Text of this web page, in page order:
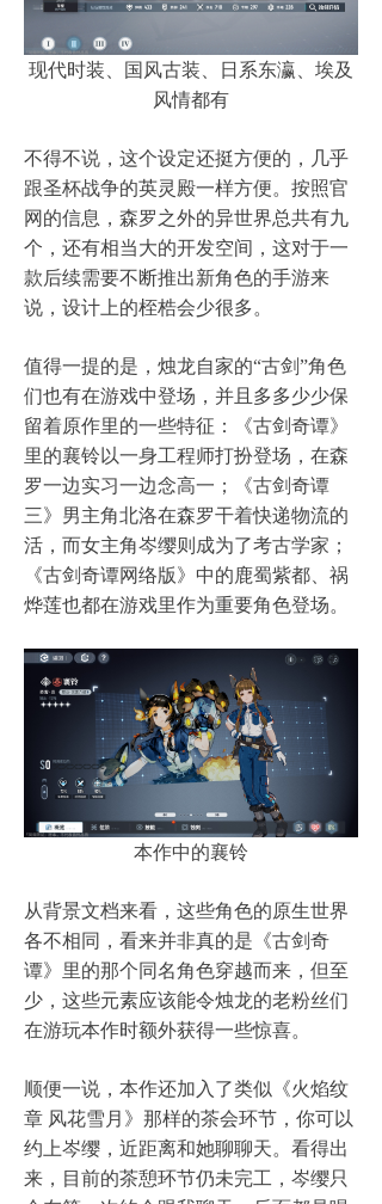
现代时装、国风古装、日系东瀛、埃及
风情都有
不得不说，这个设定还挺方便的，几乎
跟圣杯战争的英灵殿一样方便。按照官
网的信息，森罗之外的异世界总共有九
个，还有相当大的开发空间，这对于一
款后续需要不断推出新角色的手游来
说，设计上的桎梏会少很多。
值得一提的是，烛龙自家的“古剑”角色
们也有在游戏中登场，并且多多少少保
留着原作里的一些特征：《古剑奇谭》
里的襄铃以一身工程师打扮登场，在森
罗一边实习一边念高一；《古剑奇谭
三》男主角北洛在森罗干着快递物流的
活，而女主角岑缨则成为了考古学家；
《古剑奇谭网络版》中的鹿蜀紫都、祸
烨莲也都在游戏里作为重要角色登场。
本作中的襄铃
从背景文档来看，这些角色的原生世界
各不相同，看来并非真的是《古剑奇
谭》里的那个同名角色穿越而来，但至
少，这些元素应该能令烛龙的老粉丝们
在游玩本作时额外获得一些惊喜。
顺便一说，本作还加入了类似《火焰纹
章 风花雪月》那样的茶会环节，你可以
约上岑缨，近距离和她聊聊天。看得出
来，目前的茶憩环节仍未完工，岑缨只